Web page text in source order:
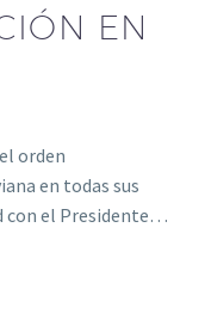
EN
orden
en todas sus
con el Presidente…